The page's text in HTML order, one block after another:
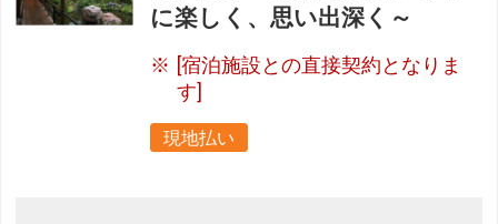
に楽しく、思い出深く～
[宿泊施設との直接契約となりま
す]
現地払い